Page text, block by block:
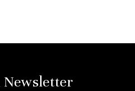
Newsletter